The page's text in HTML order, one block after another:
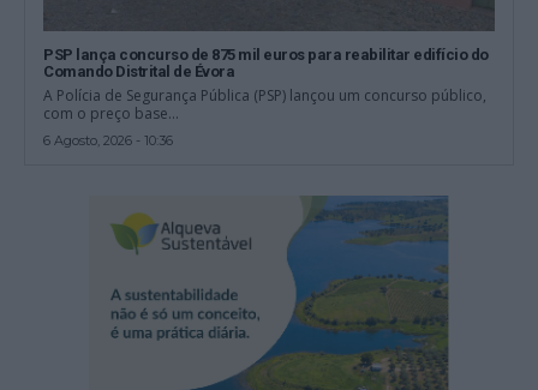
PSP lança concurso de 875 mil euros para reabilitar edifício do
Comando Distrital de Évora
A Polícia de Segurança Pública (PSP) lançou um concurso público,
com o preço base...
6 Agosto, 2026 - 10:36